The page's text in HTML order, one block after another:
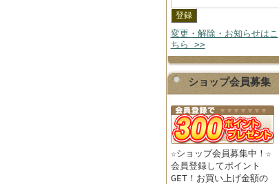
変更・解除・お知らせはこ
ちら >>
ショップ会員募集
☆ショップ会員募集中！☆
会員登録してポイント
GET！お買い上げ金額の